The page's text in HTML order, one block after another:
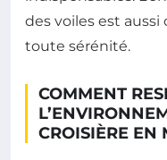
des voiles est
toute sérénité.
COMMENT
CROISIÈRE EN